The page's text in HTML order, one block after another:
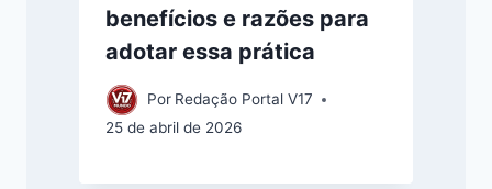
benefícios e razões para
adotar essa prática
Por Redação Portal V17
25 de abril de 2026